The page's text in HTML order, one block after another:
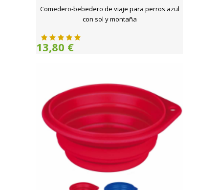
Comedero-bebedero de viaje para perros azul
con sol y montaña
13,80 €